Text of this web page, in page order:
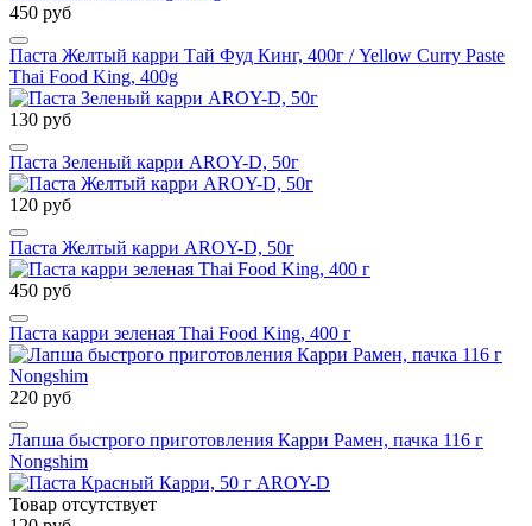
450 руб
Паста Желтый карри Тай Фуд Кинг, 400г / Yellow Curry Paste
Thai Food King, 400g
130 руб
Паста Зеленый карри AROY-D, 50г
120 руб
Паста Желтый карри AROY-D, 50г
450 руб
Паста карри зеленая Thai Food King, 400 г
220 руб
Лапша быстрого приготовления Карри Рамен, пачка 116 г
Nongshim
Товар отсутствует